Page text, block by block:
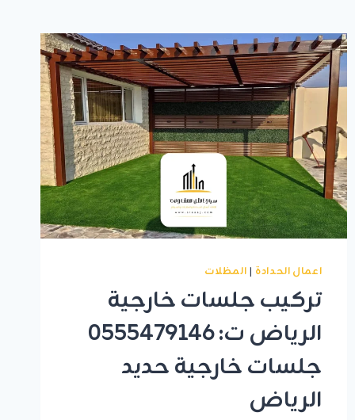
اعمال الحدادة |المظلات
تركيب جلسات خارجية
الرياض ت: 0555479146
جلسات خارجية حديد
الرياض